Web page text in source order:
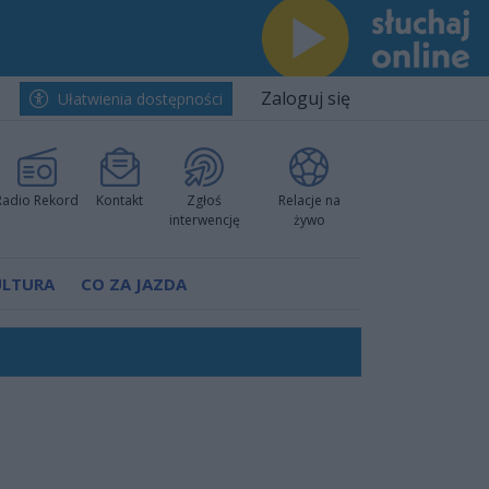
Ułatwienia dostępności Zaloguj się
Rekord Kontakt
Zgłoś
interwencję
Relacje na
żywo
CO ZA JAZDA
w Ustce!
prokuratury
pokazali klasę